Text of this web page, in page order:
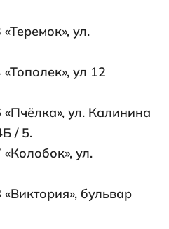
ул.
ул 12
ул. Калинина
/ 5.
ул.
бульвар